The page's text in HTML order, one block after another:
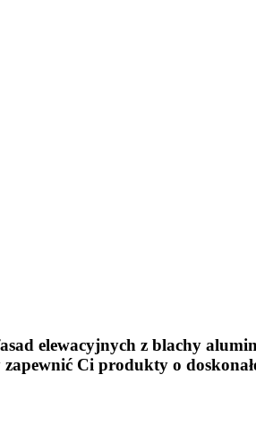
elewacyjnych z blachy
Ci produkty o